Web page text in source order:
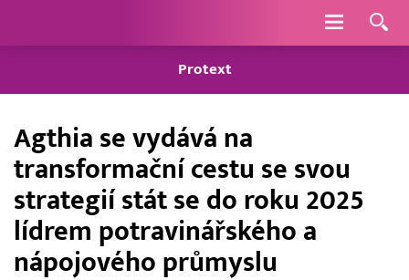
Navigace
Protext
Agthia se vydává na
transformační cestu se svou
strategií stát se do roku 2025
lídrem potravinářského a
nápojového průmyslu